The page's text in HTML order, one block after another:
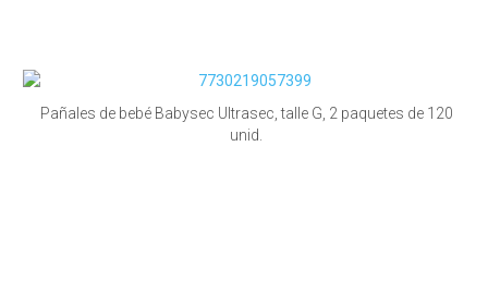
Pañales de bebé Babysec Ultrasec, talle G, 2 paquetes de 120
unid.